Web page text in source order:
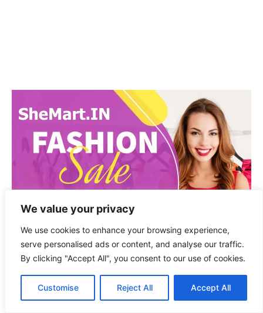
We value your privacy
We use cookies to enhance your browsing experience,
serve personalised ads or content, and analyse our traffic.
By clicking "Accept All", you consent to our use of cookies.
Customise Reject All Accept All